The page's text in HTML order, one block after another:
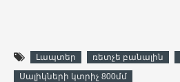
Լապտեր ռետչե բանալին
Սալիկների կտրիչ 800մմ